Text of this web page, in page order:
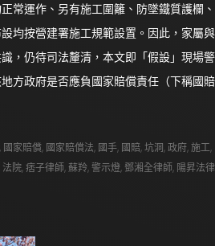
常運作、另有施工圍籬、防墜鐵質護欄、
均按營建署施工規範設置。因此，家屬與
，仍待司法釐清，本文即「假設」現場警
方政府是否應負國家賠償責任（下稱國賠
, 國家賠償, 國家賠償法, 國手, 國賠,坑洞,政府,施工,
法院,痞子律師,蘇羚,警示燈, 鄧湘全律師, 陽昇法律